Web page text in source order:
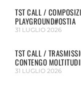
TST CALL /
PLAYGROUND#OSTIA
31 LUGLIO 2026
TST CALL /
CONTENGO
31 LUGLIO 2026